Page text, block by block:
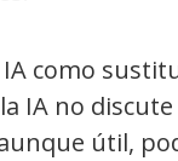
como
IA no
útil,